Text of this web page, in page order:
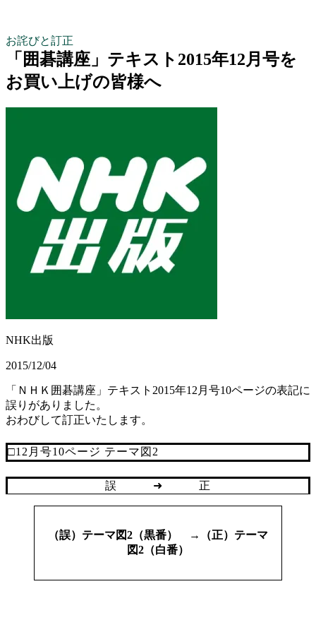
お詫びと訂正
「囲碁講座」テキスト2015年12月号を
お買い上げの皆様へ
NHK出版
2015/12/04
「ＮＨＫ囲碁講座」テキスト2015年12月号10ページの表記に
誤りがありました。
おわびして訂正いたします。
□12月号10ページ テーマ図2
誤 ➜ 正
（誤）テーマ図2（黒番） →（正）テーマ
図2（白番）